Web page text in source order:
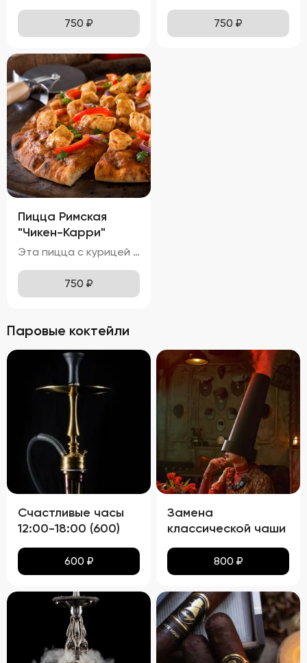
750 ₽ 750 ₽
Пицца Римская
"Чикен-Карри"
Эта пицца с курицей и красным луком обладает привлекательным внешним видом, с золотисто-коричневой корочкой теста и равномерным распределением ингредиентов. Расплавленная моцарелла покрывает поверхность пиццы, местами приобретая приятный карамельный оттенок. Ломтики красного лука и кусочки курицы красиво выделяются на фоне сыра, добавляя блюду яркие акценты. Вкус этой пиццы насыщен нотками карри и томатов, что делает её особенно ароматной и аппетитной. Нежная и сочная курица прекрасно сочетается с тягучей и слегка солоноватой моцареллой, создавая идеальное сочетание текстур. Аромат пиццы пленяет смесью специй карри, свежих томатов и горячего сыра, вызывая желание попробовать её немедленно. Тонкое тесто хрустит внизу, оставаясь мягким и воздушным внутри, обеспечивая комфортное наслаждение каждым укусом. Курица буквально тает во рту, а сыр растягивается длинными нитями, добавляя удовольствия от процесса поедания.
750 ₽
Паровые коктейли
Счастливые часы
12:00-18:00 (600)
600 ₽
Замена
классической чаши
800 ₽